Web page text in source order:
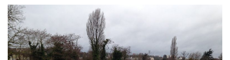
Sorties 2025
Sorties 2023
Sorties 2022